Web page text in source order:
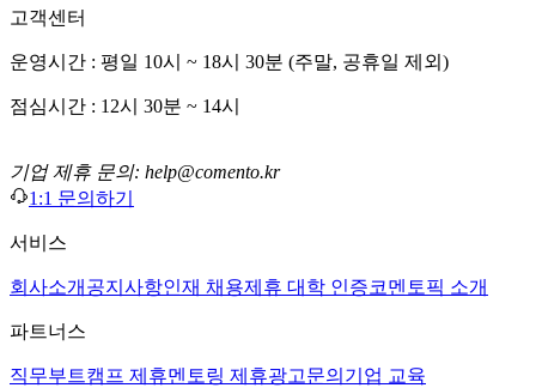
고객센터
운영시간 : 평일 10시 ~ 18시 30분 (주말, 공휴일 제외)
점심시간 : 12시 30분 ~ 14시
기업 제휴 문의: help@comento.kr
1:1 문의하기
서비스
회사소개 공지사항인재 채용제휴 대학 인증코멘토픽 소개
파트너스
직무부트캠프 제휴멘토링 제휴광고문의 기업 교육